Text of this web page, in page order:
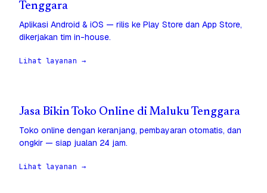
Tenggara
Aplikasi Android & iOS — rilis ke Play Store dan App Store,
dikerjakan tim in-house.
Lihat layanan →
Jasa Bikin Toko Online di Maluku Tenggara
Toko online dengan keranjang, pembayaran otomatis, dan
ongkir — siap jualan 24 jam.
Lihat layanan →